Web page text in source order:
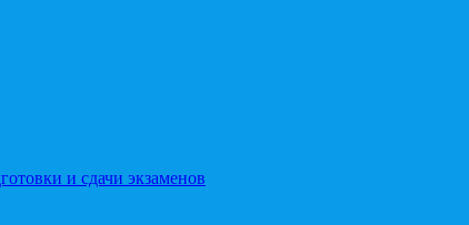
и сдачи экзаменов